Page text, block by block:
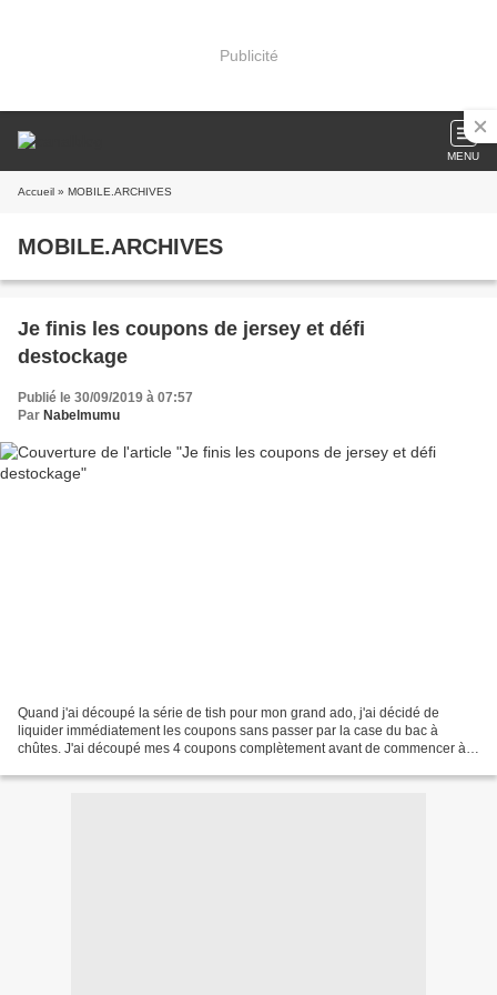
Publicité
MENU
Accueil » MOBILE.ARCHIVES
MOBILE.ARCHIVES
Je finis les coupons de jersey et défi
destockage
Publié le 30/09/2019 à 07:57
Par Nabelmumu
Quand j'ai découpé la série de tish pour mon grand ado, j'ai décidé de
liquider immédiatement les coupons sans passer par la case du bac à
chûtes. J'ai découpé mes 4 coupons complètement avant de commencer à